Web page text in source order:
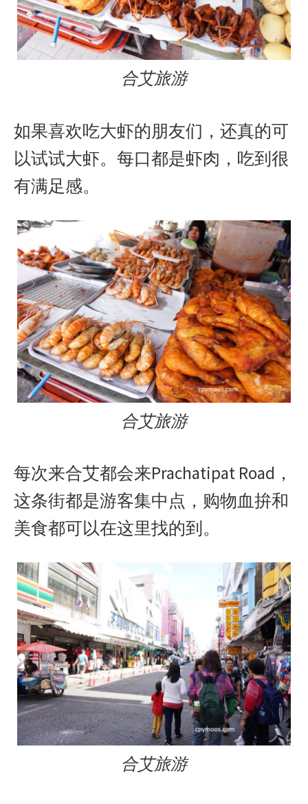
合艾旅游
如果喜欢吃大虾的朋友们，还真的可
以试试大虾。每口都是虾肉，吃到很
有满足感。
合艾旅游
每次来合艾都会来Prachatipat Road，
这条街都是游客集中点，购物血拚和
美食都可以在这里找的到。
合艾旅游